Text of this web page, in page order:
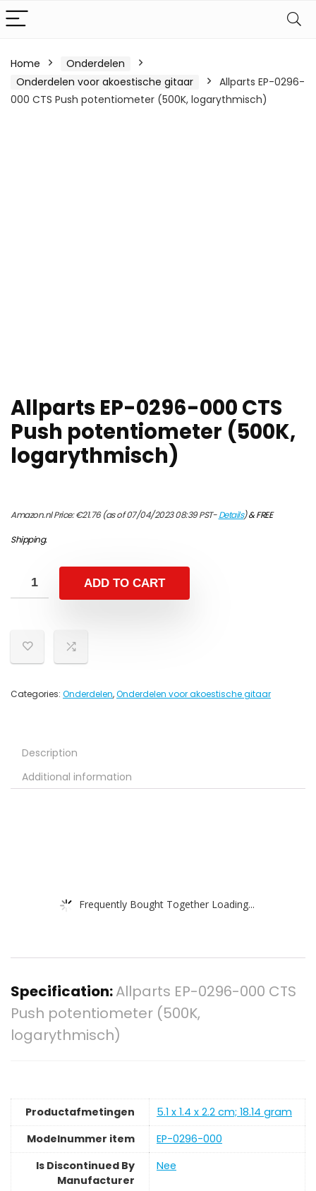
Home
Onderdelen
Onderdelen voor akoestische gitaar
Allparts EP-0296-
000 CTS Push potentiometer (500K, logarythmisch)
Allparts EP-0296-000 CTS
Push potentiometer (500K,
logarythmisch)
Amazon.nl Price:€21.76(as of 07/04/2023 08:39 PST-Details)&FREE
Shipping.
ADD TO CART
Categories: Onderdelen,Onderdelen voor akoestische gitaar
Description
Additional information
Frequently Bought Together Loading...
Specification:Allparts EP-0296-000 CTS
Push potentiometer (500K,
logarythmisch)
Productafmetingen
‎5.1 x 1.4 x 2.2 cm; 18.14 gram
Modelnummer item
‎EP-0296-000
Is Discontinued By
Manufacturer
‎Nee